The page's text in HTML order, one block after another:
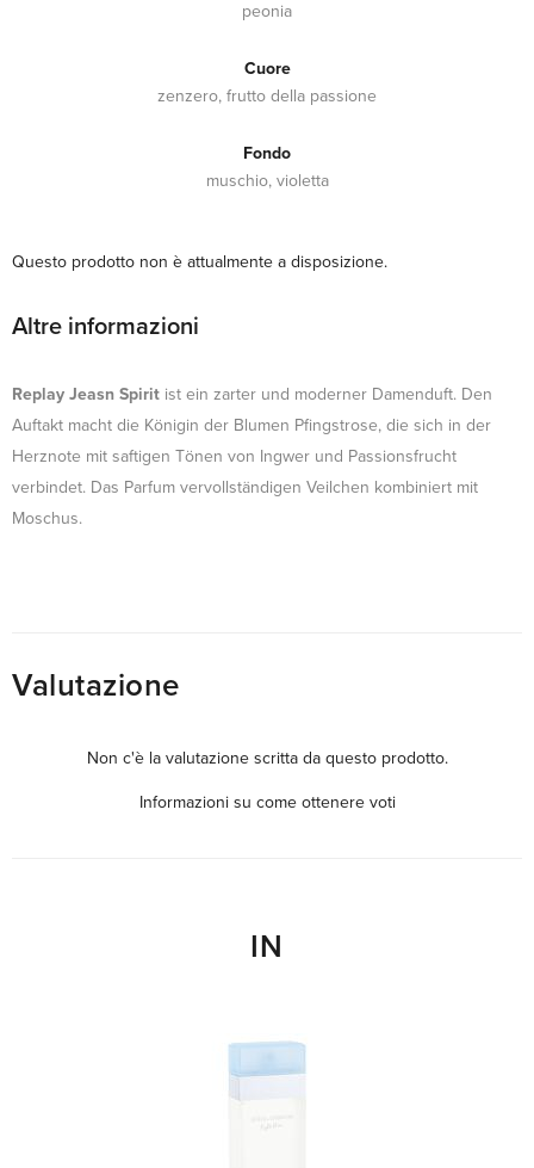
peonia
Cuore
zenzero, frutto della passione
Fondo
muschio, violetta
Questo prodotto non è attualmente a disposizione.
Altre informazioni
Replay Jeasn Spirit ist ein zarter und moderner Damenduft. Den
Auftakt macht die Königin der Blumen Pfingstrose, die sich in der
Herznote mit saftigen Tönen von Ingwer und Passionsfrucht
verbindet. Das Parfum vervollständigen Veilchen kombiniert mit
Moschus.
Valutazione
Non c'è la valutazione scritta da questo prodotto.
Informazioni su come ottenere voti
IN